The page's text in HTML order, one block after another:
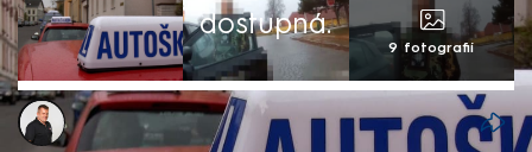
dostupná.
9 fotografií
Patrik Buňka
20. bře 2026, 19:26